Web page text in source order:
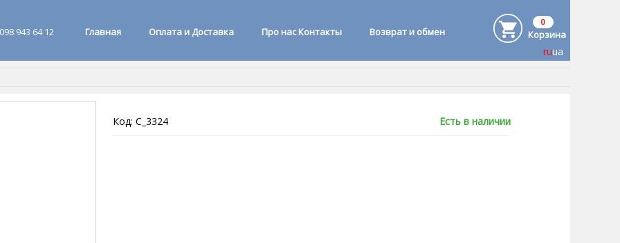
ruua
098 943 64 12 Главная Оплата и Доставка Про нас Контакты Возврат и обмен
0
Корзина
Код: C_3324 Есть в наличии